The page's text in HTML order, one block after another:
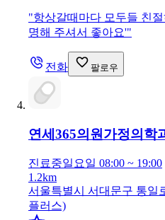
"항상갈때마다 모두들 친
명해 주셔서 좋아요'"
전화 팔로우
연세365의원 가정의학
진료중일요일 08:00 ~ 19:00
1.2km
서울특별시 서대문구 통일
플러스)